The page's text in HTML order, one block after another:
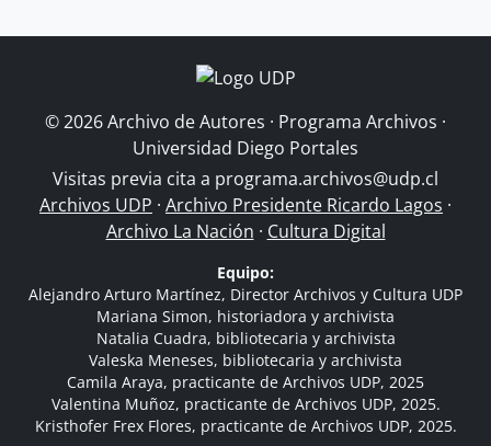
© 2026 Archivo de Autores · Programa Archivos ·
Universidad Diego Portales
Visitas previa cita a programa.archivos@udp.cl
Archivos UDP · Archivo Presidente Ricardo Lagos ·
Archivo La Nación · Cultura Digital
Equipo:
Alejandro Arturo Martínez, Director Archivos y Cultura UDP
Mariana Simon, historiadora y archivista
Natalia Cuadra, bibliotecaria y archivista
Valeska Meneses, bibliotecaria y archivista
Camila Araya, practicante de Archivos UDP, 2025
Valentina Muñoz, practicante de Archivos UDP, 2025.
Kristhofer Frex Flores, practicante de Archivos UDP, 2025.